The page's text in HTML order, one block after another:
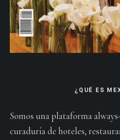
¿QUÉ ES
Somos una plataforma
curaduría de hoteles,